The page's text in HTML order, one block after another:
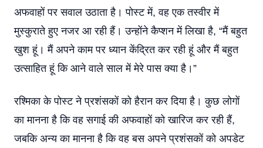
अफवाहों पर सवाल उठाता है। पोस्ट में, वह एक तस्वीर में
मुस्कुराते हुए नजर आ रही हैं। उन्होंने कैप्शन में लिखा है, “मैं बहुत
खुश हूं। मैं अपने काम पर ध्यान केंद्रित कर रही हूं और मैं बहुत
उत्साहित हूं कि आने वाले साल में मेरे पास क्या है।”
रश्मिका के पोस्ट ने प्रशंसकों को हैरान कर दिया है। कुछ लोगों
का मानना है कि वह सगाई की अफवाहों को खारिज कर रही हैं,
जबकि अन्य का मानना है कि वह बस अपने प्रशंसकों को अपडेट